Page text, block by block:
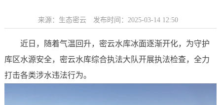
来源：生态密云 发布时间：2025-03-14 12:50
近日，随着气温回升，密云水库冰面逐渐开化，为守护
库区水源安全，密云水库综合执法大队开展执法检查，全力
打击各类涉水违法行为。